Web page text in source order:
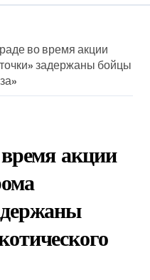
во время акции
задержаны бойцы
акции